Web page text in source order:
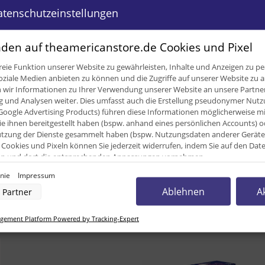
gesättigte Fettsäuren 12,7 g Kohlenhydrate 56 g davon Zucker
Kunden kauften dazu folgende
auf theamericanstore.de Cookies und Pixel
Funktion unserer Website zu gewährleisten, Inhalte und Anzeigen zu
Medien anbieten zu können und die Zugriffe auf unserer Website zu
wir Informationen zu Ihrer Verwendung unserer Website an unsere
und Analysen weiter. Dies umfasst auch die Erstellung pseudonymer
Advertising Products) führen diese Informationen möglicherweise
ihnen bereitgestellt haben (bspw. anhand eines persönlichen Accounts)
der Dienste gesammelt haben (bspw. Nutzungsdaten anderer
und Pixeln können Sie jederzeit widerrufen, indem Sie auf den
und dort die entsprechenden Anpassungen vornehmen.
durch unsere Partner:
Zugriff auf Informationen auf einem Endgerät
Daten zur Auswahl von Werbeanzeigen
für personalisierte Werbung
zur Auswahl personalisierter Werbung
zur Personalisierung von Inhalten
Profilen zur Auswahl personalisierter Inhalte
von Inhalten
Impressum
Partner Ablehnen
Platform Powered by Tracking-Expert